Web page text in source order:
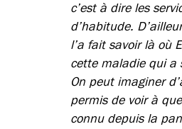
c’est à dire les
d’habitude.
l’a fait savoir là où
cette maladie qui a
On peut imaginer
permis de voir à
connu depuis la